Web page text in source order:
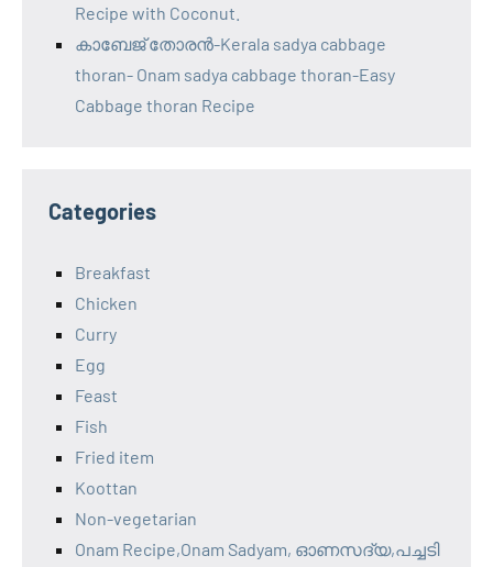
Recipe with Coconut.
കാബേജ് തോരൻ-Kerala sadya cabbage
thoran- Onam sadya cabbage thoran-Easy
Cabbage thoran Recipe
Categories
Breakfast
Chicken
Curry
Egg
Feast
Fish
Fried item
Koottan
Non-vegetarian
Onam Recipe,Onam Sadyam, ഓണസദ്യ,പച്ചടി